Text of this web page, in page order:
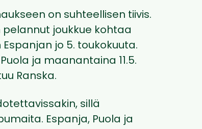
on suhteellisen tiivis.
joukkue kohtaa
jo 5. toukokuuta.
ja maanantaina 11.5.
Ranska.
sillä
Espanja, Puola ja